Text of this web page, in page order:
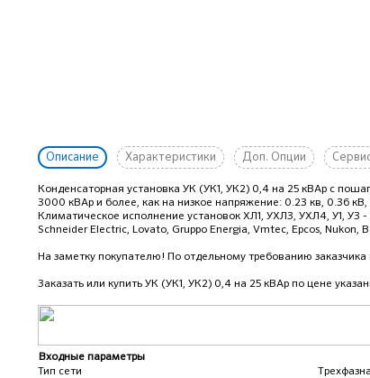
Описание Характеристики Доп. Опции
Конденсаторная установка УК (УК1, УК2) 0,4 на 25 кВАр с
3000 кВАр и более, как на низкое напряжение: 0.23 кв, 0.36
Климатическое исполнение установок ХЛ1, УХЛ3, УХЛ4, У1,
Schneider Electric, Lovato, Gruppo Energia, Vmtec, Epcos, Nukon,
На заметку покупателю! По отдельному требованию
Заказать или купить УК (УК1, УК2) 0,4 на 25 кВАр по цене
Входные параметры
Тип сети